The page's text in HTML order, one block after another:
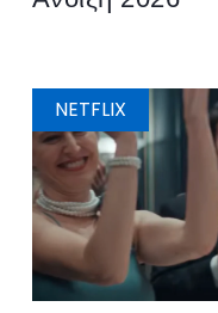
NETFLIX